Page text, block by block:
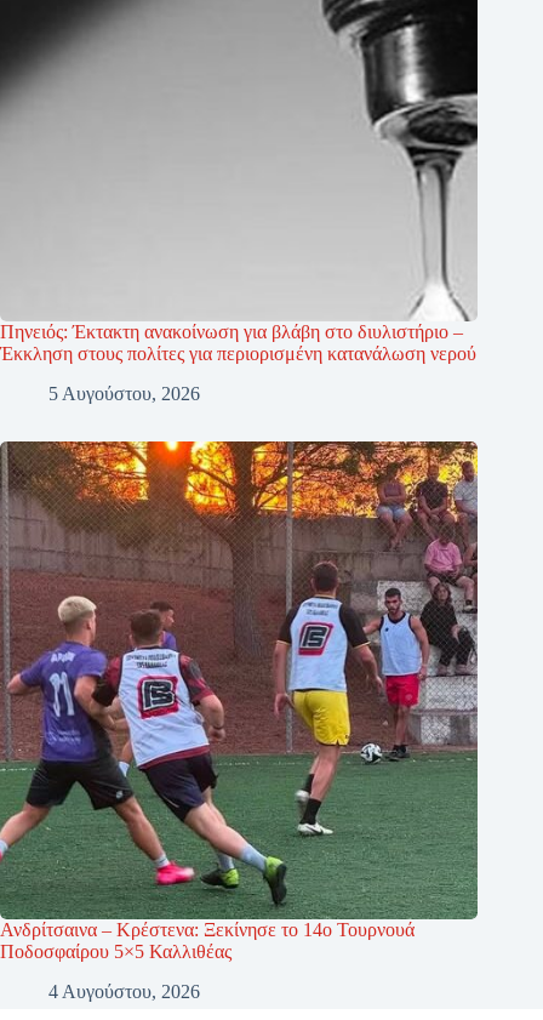
Πηνειός: Έκτακτη ανακοίνωση για βλάβη στο διυλιστήριο –
Έκκληση στους πολίτες για περιορισμένη κατανάλωση νερού
5 Αυγούστου, 2026
Ανδρίτσαινα – Κρέστενα: Ξεκίνησε το 14ο Τουρνουά
Ποδοσφαίρου 5×5 Καλλιθέας
4 Αυγούστου, 2026